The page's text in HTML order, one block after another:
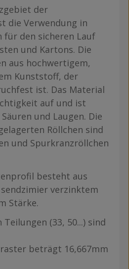
der
die Verwendung in
für den sicheren Lauf
und Kartons. Die
aus hochwertigem,
Kunststoff, der
ist. Das Material
auf und ist
und Laugen. Die
Röllchen sind
und Spurkranzröllchen
besteht aus
verzinktem
Stärke.
Teilungen (33, 50...) sind
beträgt 16,667mm